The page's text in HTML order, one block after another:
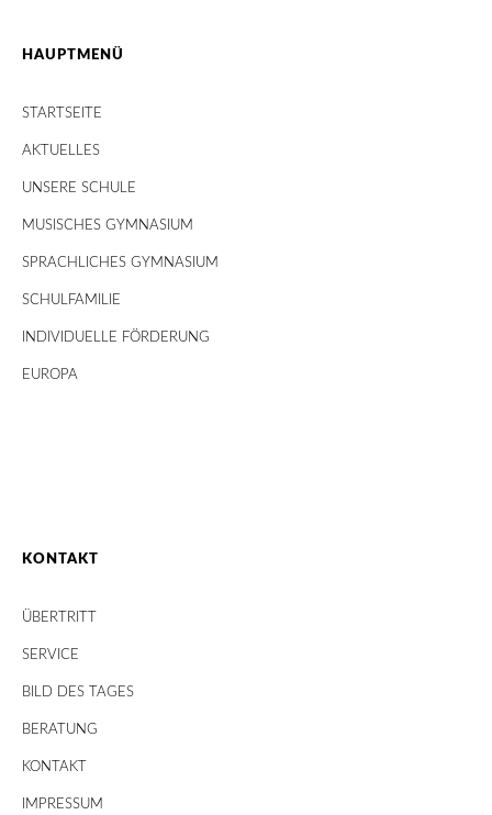
HAUPTMENÜ
STARTSEITE
AKTUELLES
UNSERE SCHULE
MUSISCHES GYMNASIUM
SPRACHLICHES GYMNASIUM
SCHULFAMILIE
INDIVIDUELLE FÖRDERUNG
EUROPA
KONTAKT
ÜBERTRITT
SERVICE
BILD DES TAGES
BERATUNG
KONTAKT
IMPRESSUM